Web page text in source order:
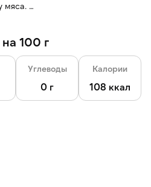
мяса.
продукт от влаги, внешних
продлить срок его
100 г
Углеводы
0 г
Калории
108 ккал